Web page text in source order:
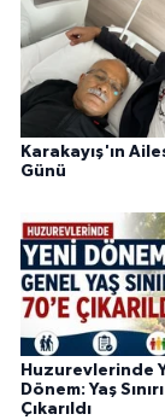
Karakayış'ın
Günü
Huzurevlerinde
Dönem: Yaş
Çıkarıldı